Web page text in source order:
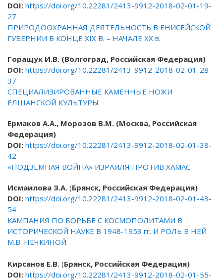
DOI: https://doi.org/10.22281/2413-9912-2018-02-01-19-
27
ПРИРОДООХРАННАЯ ДЕЯТЕЛЬНОСТЬ В ЕНИСЕЙСКОЙ
ГУБЕРНИИ В КОНЦЕ XIX В. – НАЧАЛЕ XX в.
Горащук И.В. (Волгоград, Российская Федерация)
DOI: https://doi.org/10.22281/2413-9912-2018-02-01-28-
37
СПЕЦИАЛИЗИРОВАННЫЕ КАМЕННЫЕ НОЖИ
ЕЛШАНСКОЙ КУЛЬТУРЫ
Ермаков А.А., Морозов В.М. (Москва, Российская
Федерация)
DOI: https://doi.org/10.22281/2413-9912-2018-02-01-38-
42
«ПОДЗЕМНАЯ ВОЙНА» ИЗРАИЛЯ ПРОТИВ ХАМАС
Исмаилова З.А. (Брянск, Российская Федерация)
DOI: https://doi.org/10.22281/2413-9912-2018-02-01-43-
54
КАМПАНИЯ ПО БОРЬБЕ С КОСМОПОЛИТАМИ В
ИСТОРИЧЕСКОЙ НАУКЕ В 1948-1953 гг. И РОЛЬ В НЕЙ
М.В. НЕЧКИНОЙ
Кирсанов Е.В. (Брянск, Российская Федерация)
DOI: https://doi.org/10.22281/2413-9912-2018-02-01-55-